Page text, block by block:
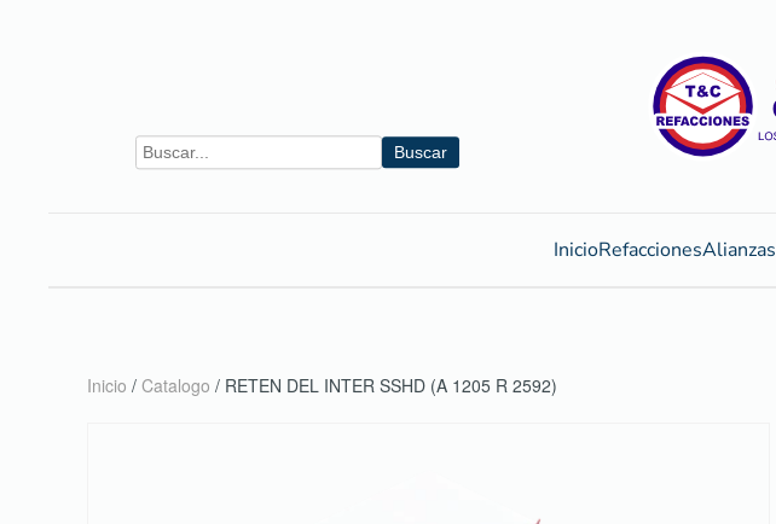
Buscar
InicioRefaccionesAlianzas
Inicio / Catalogo / RETEN DEL INTER SSHD (A 1205 R 2592)